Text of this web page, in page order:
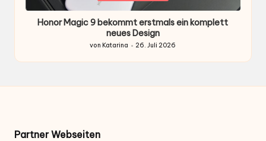
Honor Magic 9 bekommt erstmals ein komplett
neues Design
von
von Katarina 26. Juli 2026
Partner Webseiten